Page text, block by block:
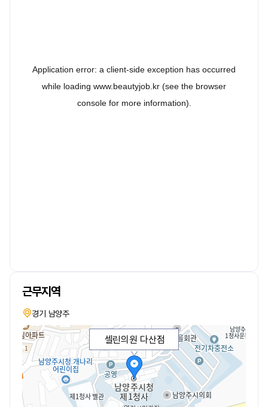
근무지역
경기 남양주
셀린의원 다산점